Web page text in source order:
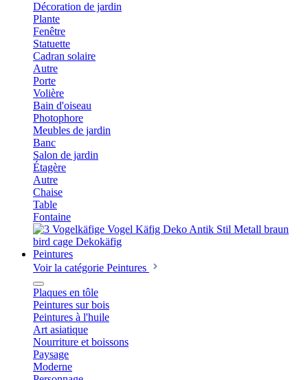
Décoration de jardin
Plante
Fenêtre
Statuette
Cadran solaire
Autre
Porte
Volière
Bain d'oiseau
Photophore
Meubles de jardin
Banc
Salon de jardin
Étagère
Autre
Chaise
Table
Fontaine
Peintures
Voir la catégorie Peintures
Plaques en tôle
Peintures sur bois
Peintures à l'huile
Art asiatique
Nourriture et boissons
Paysage
Moderne